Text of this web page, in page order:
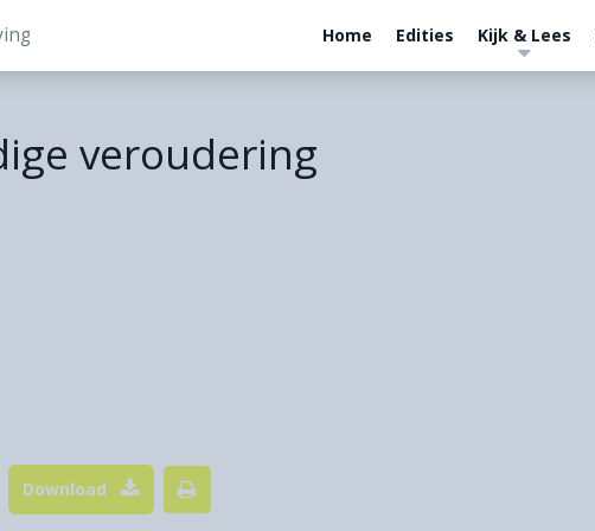
Home Edities Kijk & Lees
veroudering
Download